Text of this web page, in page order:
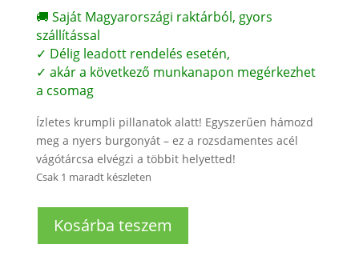
🚚 Saját Magyarországi raktárból, gyors
szállítással
✓ Délig leadott rendelés esetén,
✓ akár a következő munkanapon megérkezhet
a csomag
Ízletes krumpli pillanatok alatt! Egyszerűen hámozd
meg a nyers burgonyát – ez a rozsdamentes acél
vágótárcsa elvégzi a többit helyetted!
Csak 1 maradt készleten
robotgéphez
Kosárba teszem